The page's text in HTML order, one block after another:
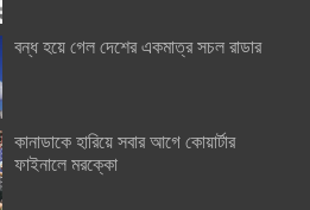
বন্ধ হয়ে গেল দেশের একমাত্র সচল রাডার
কানাডাকে হারিয়ে সবার আগে কোয়ার্টার
ফাইনালে মরক্কো